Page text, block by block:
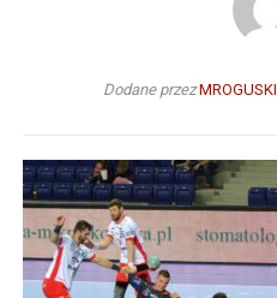
Dodane przezMROGUSKI